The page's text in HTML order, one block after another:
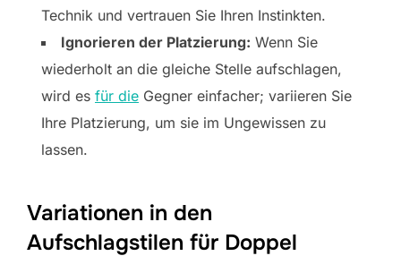
Technik und vertrauen Sie Ihren Instinkten.
Ignorieren der Platzierung: Wenn Sie
wiederholt an die gleiche Stelle aufschlagen,
wird es für die Gegner einfacher; variieren Sie
Ihre Platzierung, um sie im Ungewissen zu
lassen.
Variationen in den
Aufschlagstilen für Doppel